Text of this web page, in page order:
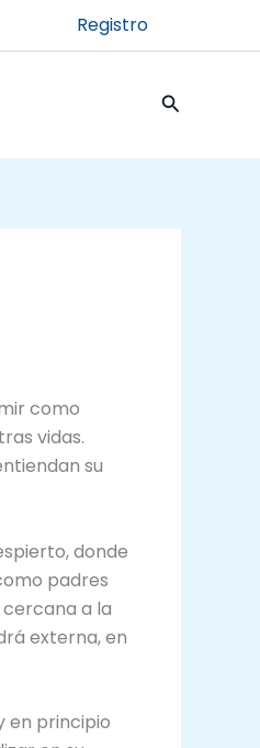
Registro
Buscar
como
vidas.
su
donde
padres
a la
externa, en
en principio